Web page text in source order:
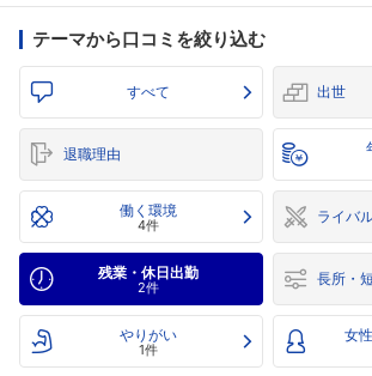
テーマから口コミを絞り込む
すべて 出世
退職理由
働く環境
4件 ライバ
残業・休日出勤
2件 長所・
やりがい
1件
女